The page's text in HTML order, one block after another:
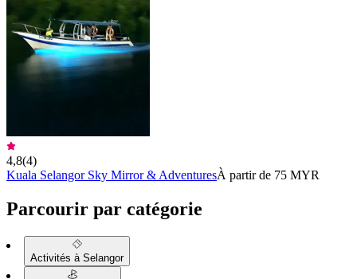
4,8(4)
Kuala Selangor Sky Mirror & AdventuresÀ partir de 75 MYR
Parcourir par catégorie
Activités à Selangor